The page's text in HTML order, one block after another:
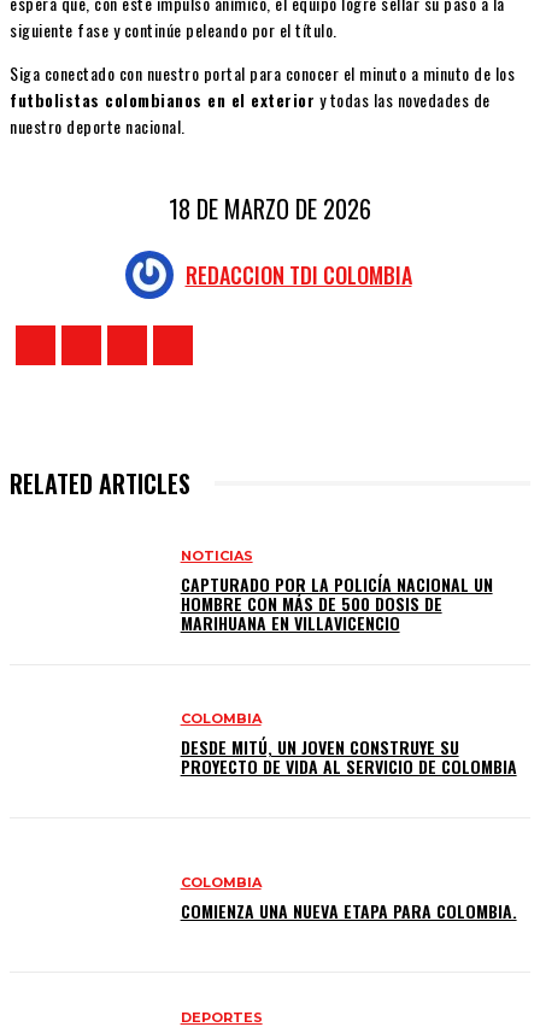
siguiente fase y continúe peleando por el título.
Siga conectado con nuestro portal para conocer el minuto a minuto de los
futbolistas colombianos en el exterior y todas las novedades de
nuestro deporte nacional.
18 DE MARZO DE 2026
REDACCION TDI COLOMBIA
RELATED ARTICLES
NOTICIAS
CAPTURADO POR LA POLICÍA NACIONAL UN
HOMBRE CON MÁS DE 500 DOSIS DE
MARIHUANA EN VILLAVICENCIO
COLOMBIA
DESDE MITÚ, UN JOVEN CONSTRUYE SU
PROYECTO DE VIDA AL SERVICIO DE COLOMBIA
COLOMBIA
COMIENZA UNA NUEVA ETAPA PARA COLOMBIA.
DEPORTES